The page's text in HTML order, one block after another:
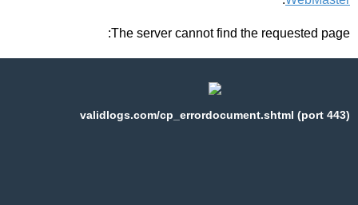
The server cannot find the requested page:
validlogs.com/cp_errordocument.shtml (port 443)